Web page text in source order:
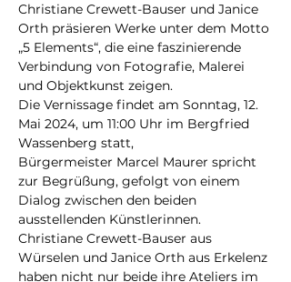
Christiane Crewett-Bauser und Janice
Orth präsieren Werke unter dem Motto
„5 Elements“, die eine faszinierende
Verbindung von Fotografie, Malerei
und Objektkunst zeigen.
Die Vernissage findet am Sonntag, 12.
Mai 2024, um 11:00 Uhr im Bergfried
Wassenberg statt,
Bürgermeister Marcel Maurer spricht
zur Begrüßung, gefolgt von einem
Dialog zwischen den beiden
ausstellenden Künstlerinnen.
Christiane Crewett-Bauser aus
Würselen und Janice Orth aus Erkelenz
haben nicht nur beide ihre Ateliers im